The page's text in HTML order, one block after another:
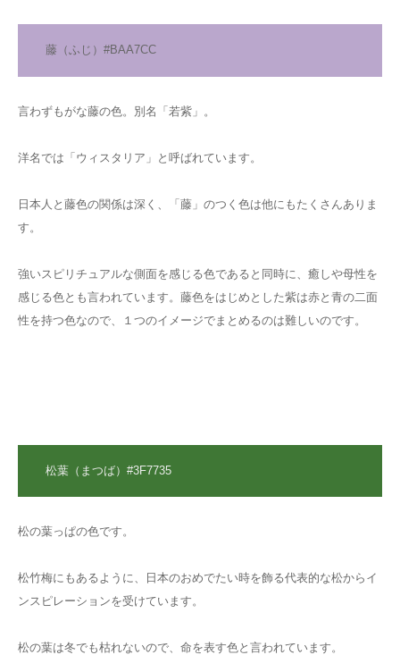
藤（ふじ）#BAA7CC
言わずもがな藤の色。別名「若紫」。
洋名では「ウィスタリア」と呼ばれています。
日本人と藤色の関係は深く、「藤」のつく色は他にもたくさんありま
す。
強いスピリチュアルな側面を感じる色であると同時に、癒しや母性を
感じる色とも言われています。藤色をはじめとした紫は赤と青の二面
性を持つ色なので、１つのイメージでまとめるのは難しいのです。
松葉（まつば）#3F7735
松の葉っぱの色です。
松竹梅にもあるように、日本のおめでたい時を飾る代表的な松からイ
ンスピレーションを受けています。
松の葉は冬でも枯れないので、命を表す色と言われています。